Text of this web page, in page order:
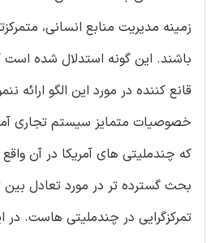
زمینه مدیریت منابع انسانی،
باشند. این گونه استدلال شده
قانع کننده در مورد این الگو ارائه
خصوصیات متمایز سیستم تجاری
که چندملیتی های آمریکا در آن
بحث گسترده تر در مورد تعادل بین
تمرکزگرایی در چندملیتی هاست.